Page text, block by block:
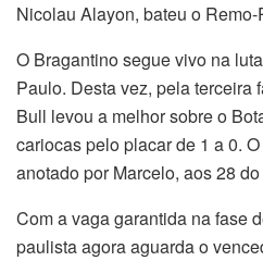
Nicolau Alayon, bateu o Remo-
O Bragantino segue vivo na
Paulo. Desta vez, pela terceira
Bull levou a melhor sobre o
cariocas pelo placar de 1 a 0.
anotado por Marcelo, aos 28
Com a vaga garantida na fase
paulista agora aguarda o